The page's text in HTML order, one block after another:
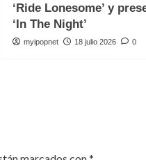
‘Ride Lonesome’ y
‘In The Night’
myipopnet 18 julio 2026 0